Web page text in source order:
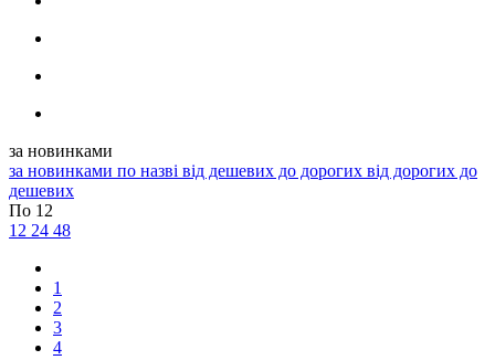
за новинками
за новинками по назві від дешевих до дорогих від дорогих до
дешевих
По 12
12 24 48
1
2
3
4